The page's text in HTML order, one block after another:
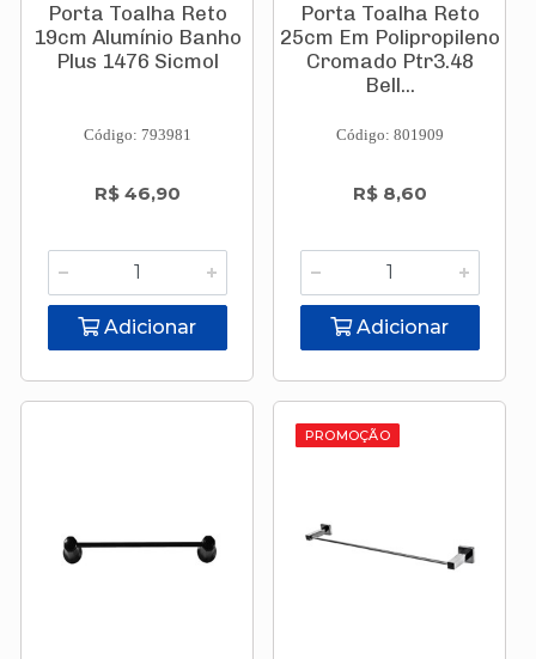
Porta Toalha Reto
19cm Alumínio Banho
Plus 1476 Sicmol
Código: 793981
R$ 46,90
Adicionar
Porta Toalha Reto
25cm Em Polipropileno
Cromado Ptr3.48
Bell...
Código: 801909
R$ 8,60
Adicionar
PROMOÇÃO